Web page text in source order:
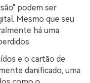
podem ser
Mesmo que seu
há uma
e o cartão de
danificado, uma